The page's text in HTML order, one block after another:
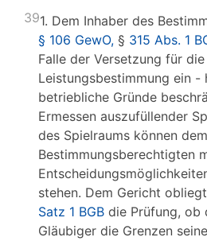
391. Dem Inhaber des
§ 106 GewO, § 315 Abs. 1
Falle der Versetzung für
Leistungsbestimmung ein -
betriebliche Gründe
Ermessen auszufüllender
des Spielraums können dem
Bestimmungsberechtigten
stehen. Dem Gericht
Satz 1 BGB die Prüfung, ob
Gläubiger die Grenzen